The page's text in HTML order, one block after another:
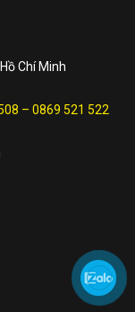
Chí Minh
– 0869 521 522